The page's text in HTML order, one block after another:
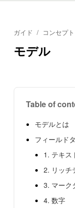
ガイド コンセプト
モデル
Table of
モデルとは
フィールド
1. テキス
2. リッチ
3. マーク
4. 数字